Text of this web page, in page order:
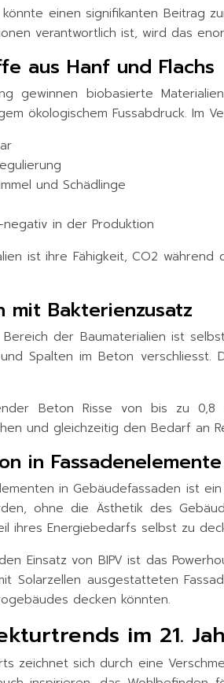
einen signifikanten Beitrag
verantwortlich ist, wird das
aus Hanf und Flachs
gewinnen biobasierte
ökologischem Fussabdruck. Im
und Schädlinge
in der Produktion
ist ihre Fähigkeit, CO2
mit Bakterienzusatz
Bereich der Baumaterialien ist
Spalten im Beton
Beton Risse von bis zu
und gleichzeitig den Bedarf an
in Fassadenelemente
in Gebäudefassaden ist
ohne die Ästhetik des
ihres Energiebedarfs selbst zu
Einsatz von BIPV ist das
Solarzellen ausgestatteten
decken könnten.
im 21.
zeichnet sich durch eine